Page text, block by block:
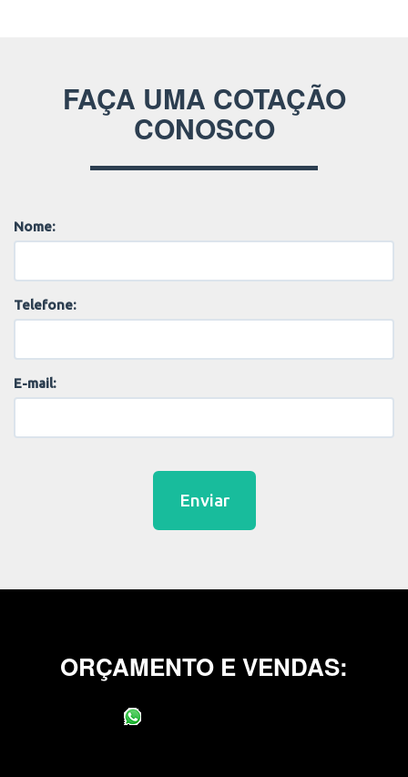
FAÇA UMA COTAÇÃO
CONOSCO
Nome:
Telefone:
E-mail:
Enviar
ORÇAMENTO E VENDAS: